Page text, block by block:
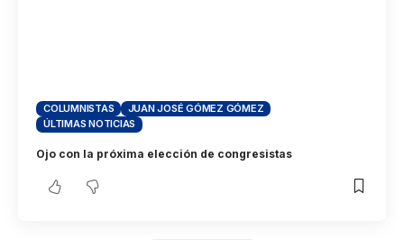
COLUMNISTAS
JUAN JOSÉ GÓMEZ GÓMEZ
ÚLTIMAS NOTICIAS
Ojo con la próxima elección de congresistas